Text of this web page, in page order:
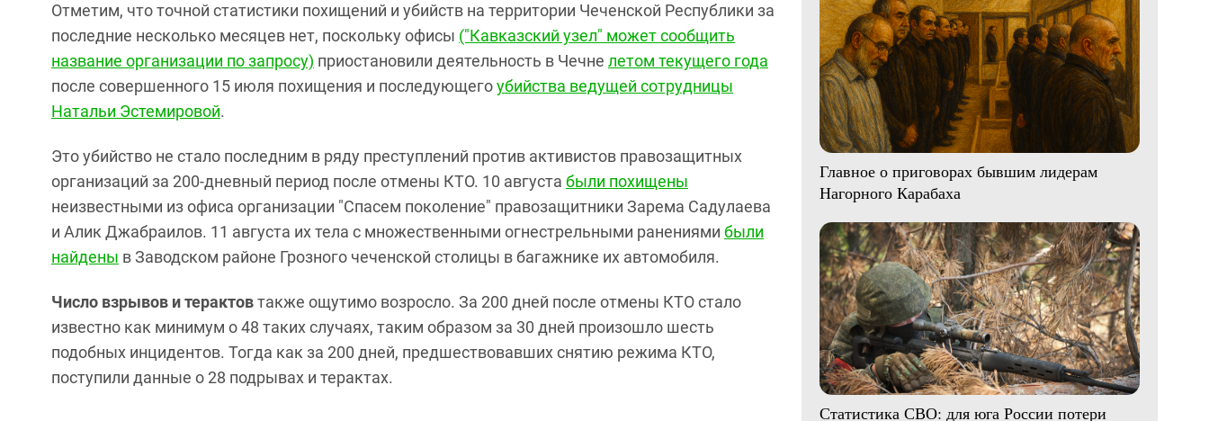
Отметим, что точной статистики похищений и убийств на территории Чеченской Республики за
последние несколько месяцев нет, поскольку офисы ("Кавказский узел" может сообщить
название организации по запросу) приостановили деятельность в Чечне летом текущего года
после совершенного 15 июля похищения и последующегоубийства ведущей сотрудницы
Натальи Эстемировой.
Это убийство не стало последним в ряду преступлений против активистов правозащитных
организаций за 200-дневный период после отмены КТО. 10 августа были похищены
неизвестными из офиса организации "Спасем поколение" правозащитники Зарема Садулаева
и Алик Джабраилов. 11 августа их тела с множественными огнестрельными ранениями были
найдены в Заводском районе Грозного чеченской столицы в багажнике их автомобиля.
Число взрывов и терактовтакже ощутимо возросло. За 200 дней после отмены КТО стало
известно как минимум о 48 таких случаях, таким образом за 30 дней произошло шесть
подобных инцидентов. Тогда как за 200 дней, предшествовавших снятию режима КТО,
поступили данные о 28 подрывах и терактах.
Главное о приговорах бывшим лидерам
Нагорного Карабаха
Статистика СВО: для юга России потери